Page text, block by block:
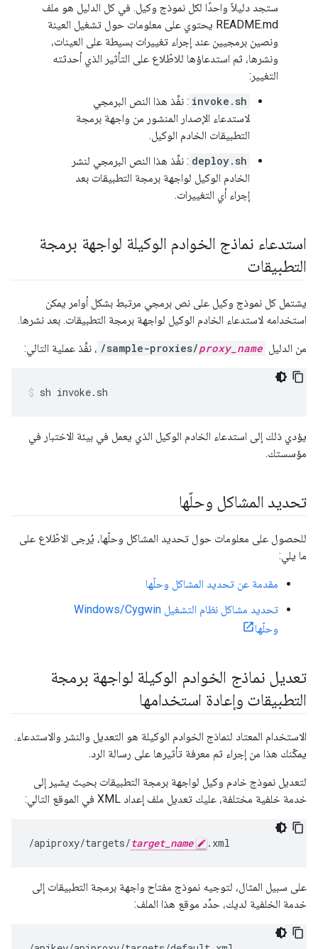
ستجد دليلاً واحدًا لكل نموذج وكيل. في كل الدليل هو ملف
README.md يحتوي على معلومات حول تشغيل العينة
ونصين برمجيين عند إجراء تغييرات بسيطة على العينات،
ونشرها، ثم استدعاؤها للاطّلاع على التأثير الذي أحدثته
التغيير:
invoke.sh : نفِّذ هذا النص البرمجي
لاستدعاء الإصدار المنشور من واجهة برمجة
التطبيقات الخادم الوكيل.
deploy.sh : نفِّذ هذا النص البرمجي لنشر
الخادم الوكيل لواجهة برمجة التطبيقات بعد
إجراء أي التغييرات.
استدعاء نماذج الخوادم الوكيلة لواجهة برمجة
التطبيقات
يشتمل كل نموذج وكيل على نص برمجي مرتبط بشكل أوامر يمكن
استخدامه لاستدعاء الخادم الوكيل لواجهة برمجة التطبيقات. بعد نشرها.
من الدليل /sample-proxies/proxy_name ، نفِّذ عملية التالي:
sh invoke.sh
يؤدي ذلك إلى استدعاء الخادم الوكيل الذي يعمل في بيئة الاختبار في
مؤسستك.
تحديد المشاكل وحلّها
للحصول على معلومات حول تحديد المشاكل وحلّها، يُرجى الاطّلاع على
ما يلي:
مقدمة عن تحديد المشاكل وحلّها
تحديد مشاكل نظام التشغيل Windows/Cygwin
وحلّها
تعديل نماذج الخوادم الوكيلة لواجهة برمجة
التطبيقات وإعادة استخدامها
الاستخدام المعتاد لنماذج الخوادم الوكيلة هو التعديل والنشر والاستدعاء.
يمكّنك هذا من إجراء ثم معرفة تأثيرها على رسالة الرد.
لتعديل نموذج خادم وكيل لواجهة برمجة التطبيقات بحيث يشير إلى
خدمة خلفية مختلفة، عليك تعديل ملف إعداد XML في الموقع التالي:
/apiproxy/targets/target_name .xml
على سبيل المثال، لتوجيه نموذج مفتاح واجهة برمجة التطبيقات إلى
خدمة الخلفية لديك، حدِّد موقع هذا الملف: